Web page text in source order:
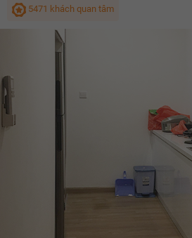
5471 khách quan tâm